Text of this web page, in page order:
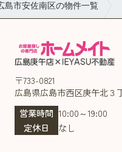
島市安佐南区の物件一覧
〒733-0821
広島県広島市西区庚午北３
営業時間 10:00～19:00
定休日
なし